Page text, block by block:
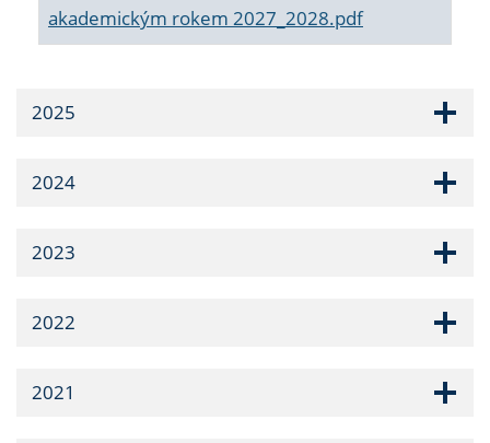
akademickým rokem 2027_2028.pdf
2025
2024
2023
2022
2021